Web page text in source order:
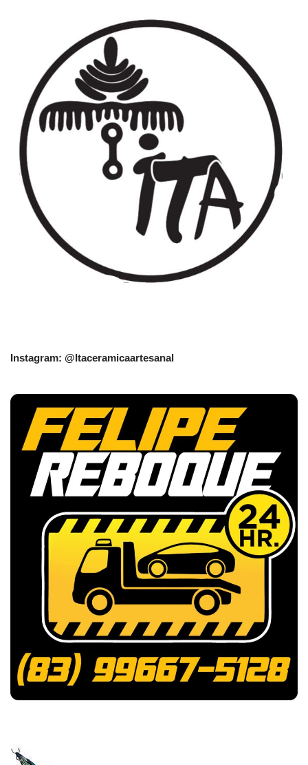
Instagram: @Itaceramicaartesanal